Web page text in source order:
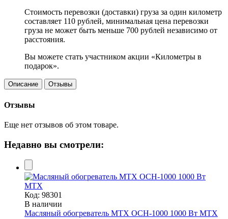
Стоимость перевозки (доставки) груза за один километр
составляет 110 рублей, минимальная цена перевозки
груза не может быть меньше 700 рублей независимо от
расстояния.
Вы можете стать участником акции «Километры в
подарок».
Описание Отзывы
Отзывы
Еще нет отзывов об этом товаре.
Недавно вы смотрели:
Код: 98301
В наличии
Масляный обогреватель MTX OCH-1000 1000 Вт MTX